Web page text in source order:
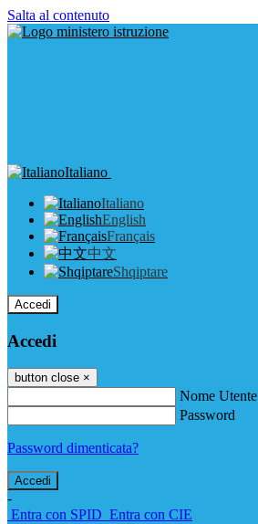
Salta al contenuto
Italiano
Italiano
English
Français
中文
Shqiptare
Accedi
Accedi
button close ×
Nome Utente
Password
Password dimenticata?
-
Entra con SPID Entra con CIE